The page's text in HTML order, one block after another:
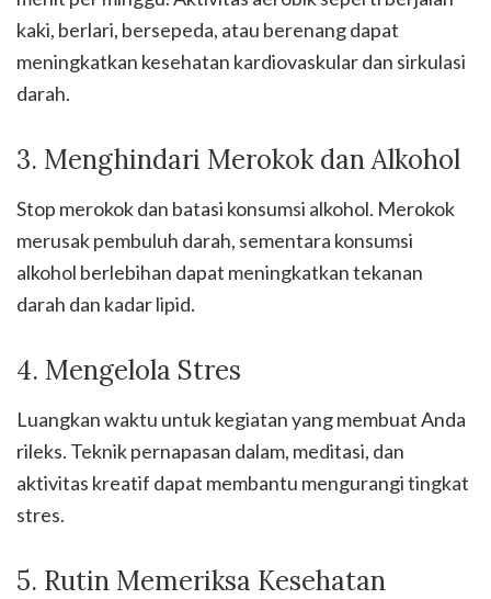
kaki, berlari, bersepeda, atau berenang dapat
meningkatkan kesehatan kardiovaskular dan sirkulasi
darah.
3. Menghindari Merokok dan Alkohol
Stop merokok dan batasi konsumsi alkohol. Merokok
merusak pembuluh darah, sementara konsumsi
alkohol berlebihan dapat meningkatkan tekanan
darah dan kadar lipid.
4. Mengelola Stres
Luangkan waktu untuk kegiatan yang membuat Anda
rileks. Teknik pernapasan dalam, meditasi, dan
aktivitas kreatif dapat membantu mengurangi tingkat
stres.
5. Rutin Memeriksa Kesehatan